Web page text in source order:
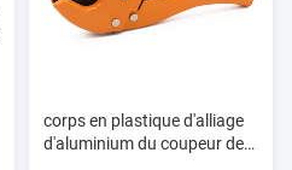
corps en plastique d'alliage
d'aluminium du coupeur de